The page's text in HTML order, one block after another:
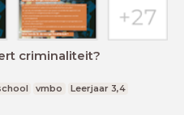
criminaliteit?
vmbo Leerjaar 3,4